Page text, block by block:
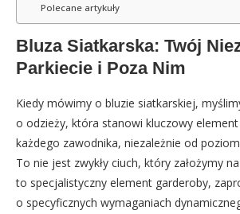
Polecane artykuły
Bluza Siatkarska: Twój
Parkiecie i Poza Nim
Kiedy mówimy o bluzie siatkarskiej,
o odzieży, która stanowi kluczowy
każdego zawodnika, niezależnie od
To nie jest zwykły ciuch, który założymy
to specjalistyczny element garderoby,
o specyficznych wymaganiach